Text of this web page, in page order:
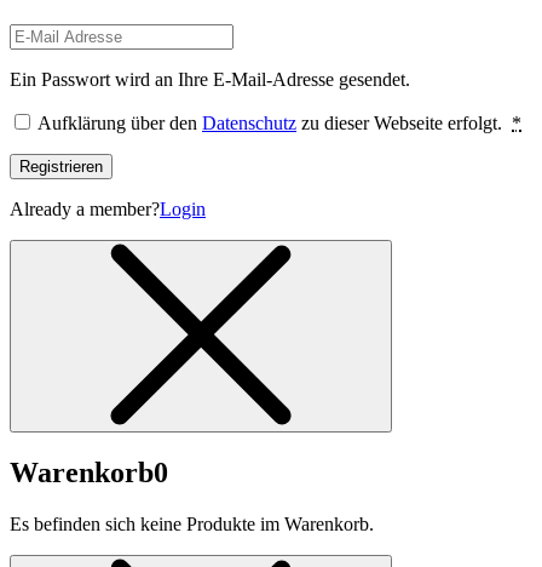
Ein Passwort wird an Ihre E-Mail-Adresse gesendet.
Aufklärung über den Datenschutz zu dieser Webseite erfolgt. *
Registrieren
Already a member?Login
Warenkorb0
Es befinden sich keine Produkte im Warenkorb.